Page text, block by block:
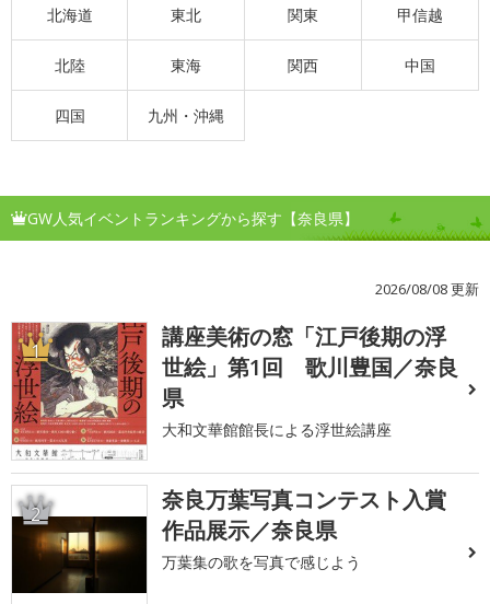
北海道 東北 関東 甲信越
北陸 東海 関西 中国
四国 九州・沖縄
GW人気イベントランキングから探す【奈良県】
2026/08/08 更新
1
講座美術の窓「江戸後期の浮
世絵」第1回 歌川豊国／奈良
県
大和文華館館長による浮世絵講座
2
奈良万葉写真コンテスト入賞
作品展示／奈良県
万葉集の歌を写真で感じよう